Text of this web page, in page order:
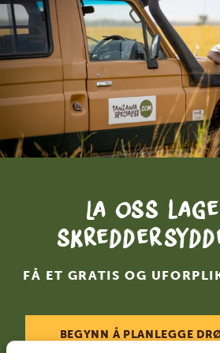
La oss
FÅ ET GRATIS OG
BEGYNN Å PLANLEGGE
DIN